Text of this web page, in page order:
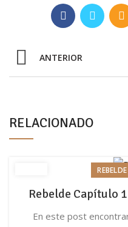
ANTERIOR
RELACIONADO
Rebelde Capítulo
En este post